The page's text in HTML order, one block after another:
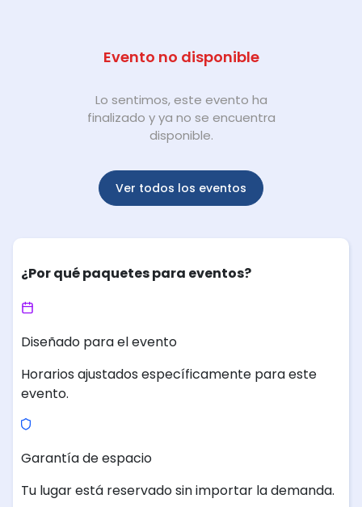
Evento no disponible
Lo sentimos, este evento ha
finalizado y ya no se encuentra
disponible.
Ver todos los eventos
¿Por qué paquetes para eventos?
Diseñado para el evento
Horarios ajustados específicamente para este
evento.
Garantía de espacio
Tu lugar está reservado sin importar la demanda.